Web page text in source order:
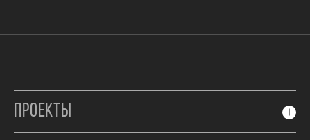
ПРОЕКТЫ